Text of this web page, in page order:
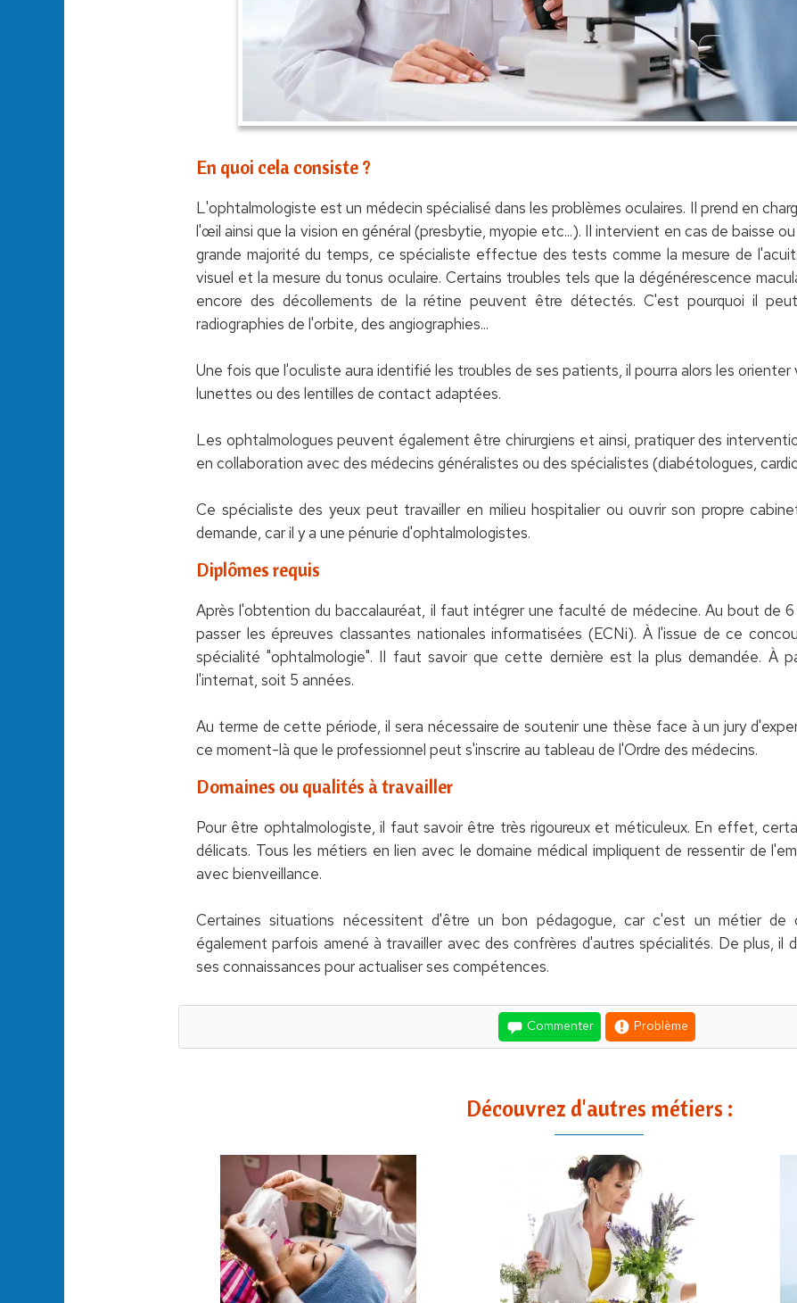
En quoi cela consiste ?
L'ophtalmologiste est un médecin spécialisé dans les problèmes oculaires. Il prend en
l'œil ainsi que la vision en général (presbytie, myopie etc...). Il intervient en cas de baisse
grande majorité du temps, ce spécialiste effectue des tests comme la mesure de
visuel et la mesure du tonus oculaire. Certains troubles tels que la dégénérescence
encore des décollements de la rétine peuvent être détectés. C'est pourquoi il
radiographies de l'orbite, des angiographies...
Une fois que l'oculiste aura identifié les troubles de ses patients, il pourra alors les orienter
lunettes ou des lentilles de contact adaptées.
Les ophtalmologues peuvent également être chirurgiens et ainsi, pratiquer des
en collaboration avec des médecins généralistes ou des spécialistes (diabétologues,
Ce spécialiste des yeux peut travailler en milieu hospitalier ou ouvrir son propre
demande, car il y a une pénurie d'ophtalmologistes.
Diplômes requis
Après l'obtention du baccalauréat, il faut intégrer une faculté de médecine. Au bout de
passer les épreuves classantes nationales informatisées (ECNi). À l'issue de ce
spécialité "ophtalmologie". Il faut savoir que cette dernière est la plus demandée. À
l'internat, soit 5 années.
Au terme de cette période, il sera nécessaire de soutenir une thèse face à un jury
ce moment-là que le professionnel peut s'inscrire au tableau de l'Ordre des médecins.
Domaines ou qualités à travailler
Pour être ophtalmologiste, il faut savoir être très rigoureux et méticuleux. En effet,
délicats. Tous les métiers en lien avec le domaine médical impliquent de ressentir de
avec bienveillance.
Certaines situations nécessitent d'être un bon pédagogue, car c'est un métier de
également parfois amené à travailler avec des confrères d'autres spécialités. De plus, il
ses connaissances pour actualiser ses compétences.
Commenter Problème
Découvrez d'autres métiers :